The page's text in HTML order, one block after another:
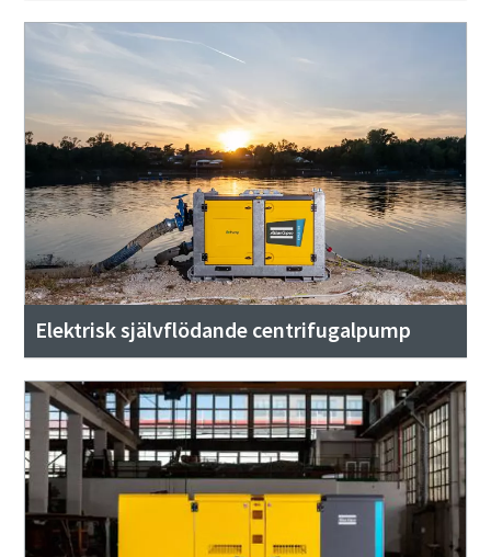
Elektrisk självflödande centrifugalpump